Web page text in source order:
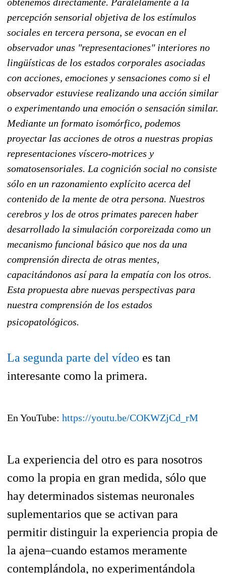
percepción sensorial objetiva de los estímulos
sociales en tercera persona, se evocan en el
observador unas "representaciones" interiores no
lingüísticas de los estados corporales asociadas
con acciones, emociones y sensaciones como si el
observador estuviese realizando una acción similar
o experimentando una emoción o sensación similar.
Mediante un formato isomórfico, podemos
proyectar las acciones de otros a nuestras propias
representaciones víscero-motrices y
somatosensoriales. La cognición social no consiste
sólo en un razonamiento explícito acerca del
contenido de la mente de otra persona. Nuestros
cerebros y los de otros primates parecen haber
desarrollado la simulación corporeizada como un
mecanismo funcional básico que nos da una
comprensión directa de otras mentes,
capacitándonos así para la empatía con los otros.
Esta propuesta abre nuevas perspectivas para
nuestra comprensión de los estados
psicopatológicos.
La segunda parte del vídeo es tan
interesante como la primera.
En YouTube: https://youtu.be/COKWZjCd_rM
La experiencia del otro es para nosotros
como la propia en gran medida, sólo que
hay determinados sistemas neuronales
suplementarios que se activan para
permitir distinguir la experiencia propia de
la ajena–cuando estamos meramente
contemplándola, no experimentándola